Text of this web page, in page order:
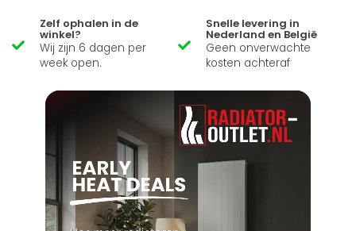
Zelf ophalen in de
winkel?
Wij zijn 6 dagen per
week open.
Snelle levering in
Nederland en België
Geen onverwachte
kosten achteraf